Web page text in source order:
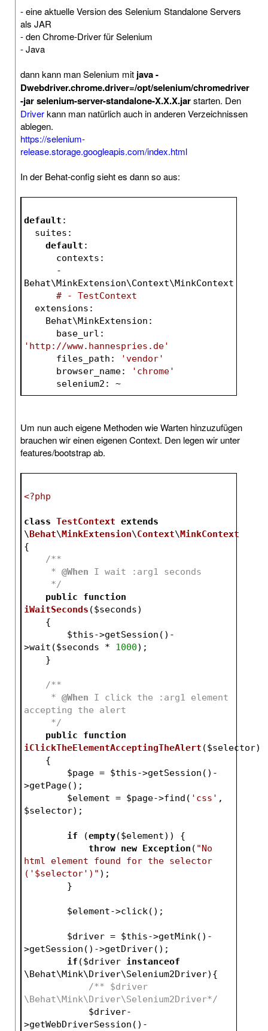
- eine aktuelle Version des Selenium Standalone Servers
als JAR
- den Chrome-Driver für Selenium
- Java
dann kann man Selenium mit java -
Dwebdriver.chrome.driver=/opt/selenium/chromedriver
-jar selenium-server-standalone-X.X.X.jarstarten. Den
Driverkann man natürlich auch in anderen Verzeichnissen
ablegen.
https://selenium-
release.storage.googleapis.com/index.html
In der Behat-config sieht es dann so aus:
default :
  suites:
default :
      contexts:
Behat\MinkExtension\Context\MinkContext
# - TestContext
  extensions:
    Behat\MinkExtension:
'http://www.hannespries.de'
      files_path:
'vendor'
      browser_name:
'chrome'
      selenium2: ~
Um nun auch eigene Methoden wie Warten hinzuzufügen
brauchen wir einen eigenen Context. Den legen wir unter
features/bootstrap ab.
<?php
class TestContext extends
\ Behat\MinkExtension\Context\MinkContext
{
/**
     *
@When I wait :arg1 seconds
     */
public
function
iWaitSeconds ($seconds)
{
$this->getSession()-
>wait($seconds * 1000);
    }
/**
     *
@When I click the :arg1 element
accepting the alert
     */
public
function
iClickTheElementAcceptingTheAlert ($selector)
{
$page = $this->getSession()-
>getPage();
$element = $page->find( 'css'
$selector);
if (empty($element)) {
throw new Exception ( "No
html element found for the selector
('$selector')" );
        }
$element->click();
$driver = $this->getMink()-
>getSession()->getDriver();
if ($driver instanceof
\Behat\Mink\Driver\Selenium2Driver){
/** $driver
\Behat\Mink\Driver\Selenium2Driver*/
$driver-
>getWebDriverSession()-